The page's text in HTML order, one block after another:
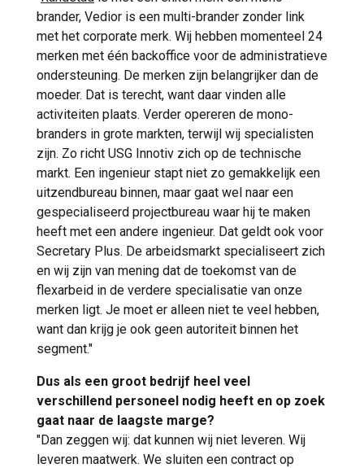
brander, Vedior is een multi-brander zonder link
met het corporate merk. Wij hebben momenteel 24
merken met één backoffice voor de administratieve
ondersteuning. De merken zijn belangrijker dan de
moeder. Dat is terecht, want daar vinden alle
activiteiten plaats. Verder opereren de mono-
branders in grote markten, terwijl wij specialisten
zijn. Zo richt USG Innotiv zich op de technische
markt. Een ingenieur stapt niet zo gemakkelijk een
uitzendbureau binnen, maar gaat wel naar een
gespecialiseerd projectbureau waar hij te maken
heeft met een andere ingenieur. Dat geldt ook voor
Secretary Plus. De arbeidsmarkt specialiseert zich
en wij zijn van mening dat de toekomst van de
flexarbeid in de verdere specialisatie van onze
merken ligt. Je moet er alleen niet te veel hebben,
want dan krijg je ook geen autoriteit binnen het
segment."
Dus als een groot bedrijf heel veel
verschillend personeel nodig heeft en op zoek
gaat naar de laagste marge?
"Dan zeggen wij: dat kunnen wij niet leveren. Wij
leveren maatwerk. We sluiten een contract op